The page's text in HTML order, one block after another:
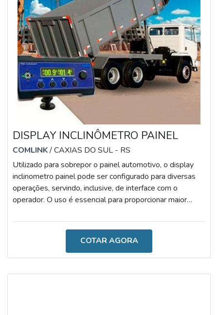
DISPLAY INCLINÔMETRO PAINEL
COMLINK/ CAXIAS DO SUL - RS
Utilizado para sobrepor o painel automotivo, o display
inclinometro painel pode ser configurado para diversas
operações, servindo, inclusive, de interface com o
operador. O uso é essencial para proporcionar maior
de diferentes segmentos, sejam indústrias, logísticas,
Excelente ângulo de visão; Caracteres grandes e
pequenos, como: ângulos frontais e laterais; Gera alarme
COTAR AGORA